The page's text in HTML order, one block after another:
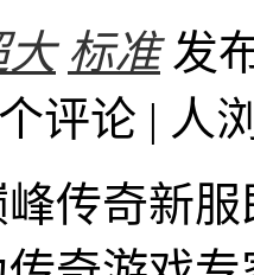
大 标准 发
评论 | 人
传奇新